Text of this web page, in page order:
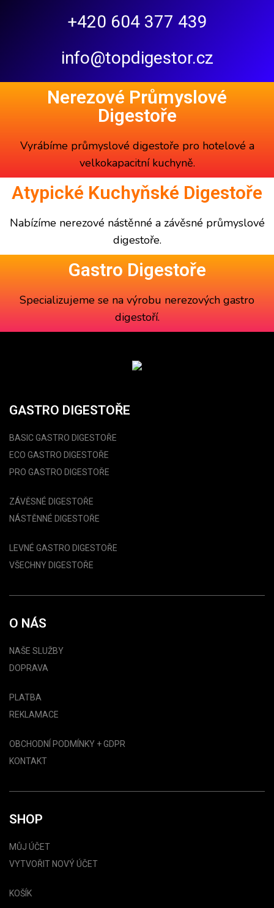
+420 604 377 439
info@topdigestor.cz
Nerezové Průmyslové
Digestoře
Vyrábíme průmyslové digestořepro hotelové a
velkokapacitní kuchyně.
Atypické Kuchyňské Digestoře
Nabízíme nerezové nástěnné a závěsné průmyslové
digestoře.
Gastro Digestoře
Specializujeme se na výrobu nerezových gastro
digestoří.
GASTRO DIGESTOŘE
BASIC GASTRO DIGESTOŘE
ECO GASTRO DIGESTOŘE
PRO GASTRO DIGESTOŘE
ZÁVĚSNÉ DIGESTOŘE
NÁSTĚNNÉ DIGESTOŘE
LEVNÉ GASTRO DIGESTOŘE
VŠECHNY DIGESTOŘE
O NÁS
NAŠE SLUŽBY
DOPRAVA
PLATBA
REKLAMACE
OBCHODNÍ PODMÍNKY + GDPR
KONTAKT
SHOP
MŮJ ÚČET
VYTVOŘIT NOVÝ ÚČET
KOŠÍK